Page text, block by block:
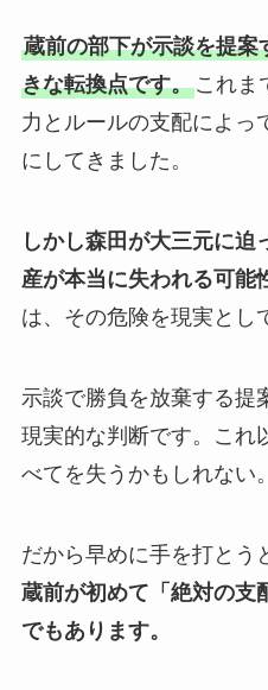
蔵前の部下が示談を提案
きな転換点です。これま
力とルールの支配によっ
にしてきました。
しかし森田が大三元に迫
産が本当に失われる可能
は、その危険を現実とし
示談で勝負を放棄する提
現実的な判断です。これ
べてを失うかもしれない。
だから早めに手を打とう
蔵前が初めて「絶対の支
でもあります。